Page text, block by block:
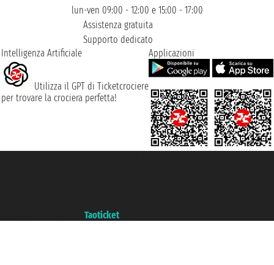
lun-ven 09:00 - 12:00 e 15:00 - 17:00
Assistenza gratuita
Supporto dedicato
Intelligenza Artificiale
Utilizza il GPT di Ticketcrociere
per trovare la crociera perfetta!
Applicazioni
Taoticket